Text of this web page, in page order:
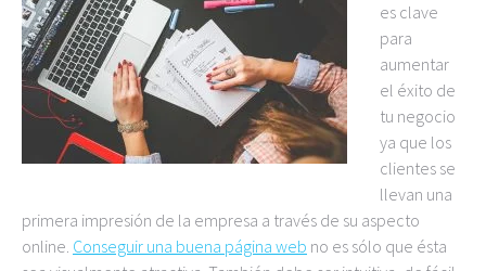
es clave
para
aumentar
el éxito de
tu negocio
ya que los
clientes se
llevan una
primera impresión de la empresa a través de su aspecto
online. Conseguir una buena página web no es sólo que ésta